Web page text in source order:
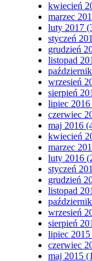
kwiecień
marzec
luty 2017
styczeń
grudzień
listopad
wrzesień
sierpień
lipiec 2016
czerwiec
maj 2016
kwiecień
marzec
luty 2016
styczeń
grudzień
listopad
wrzesień
sierpień
lipiec 2015
czerwiec
maj 2015